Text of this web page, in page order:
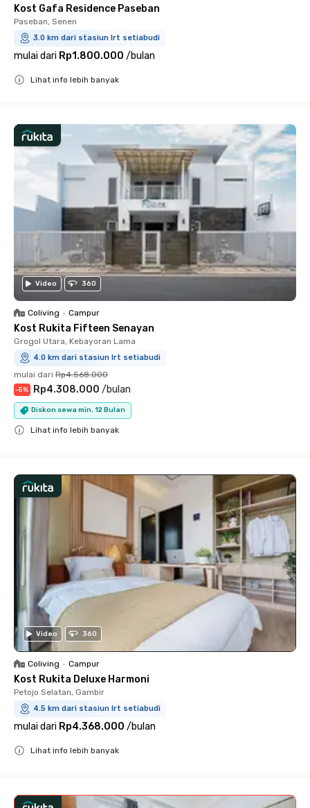
Kost Gafa Residence Paseban
Paseban, Senen
3.0 km dari stasiun lrt setiabudi
mulai dari Rp1.800.000 /bulan
Lihat info lebih banyak
Video 360
Coliving • Campur
Kost Rukita Fifteen Senayan
Grogol Utara, Kebayoran Lama
4.0 km dari stasiun lrt setiabudi
mulai dari Rp4.568.000
-5% Rp4.308.000 /bulan
Diskon sewa min. 12 Bulan
Lihat info lebih banyak
Video 360
Coliving • Campur
Kost Rukita Deluxe Harmoni
Petojo Selatan, Gambir
4.5 km dari stasiun lrt setiabudi
mulai dari Rp4.368.000 /bulan
Lihat info lebih banyak